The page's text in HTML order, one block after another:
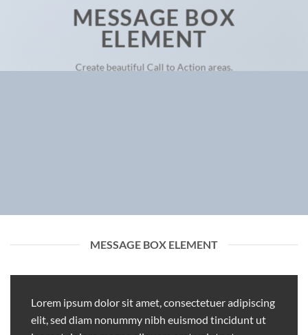
MESSAGE BOX
ELEMENT
Create beautiful Call to Action areas.
MESSAGE BOX ELEMENT
Lorem ipsum dolor sit amet, consectetuer adipiscing
elit, sed diam nonummy nibh euismod tincidunt ut